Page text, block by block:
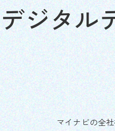
デジタル
マイナビの全